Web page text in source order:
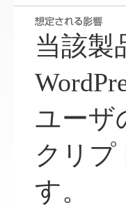
当該製
ユーザ
クリプ
す。